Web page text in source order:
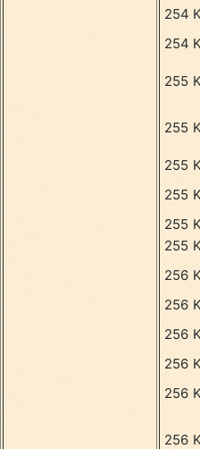
254
254
255
255
255
255
255
255
256
256
256
256
256
256